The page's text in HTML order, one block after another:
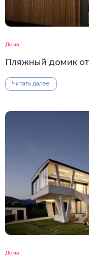
Дома
Пляжный домик от
Читать далее
Дома